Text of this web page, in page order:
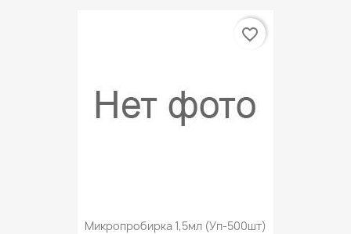
Микропробирка 1,5мл (уп-500шт)
favorite_border